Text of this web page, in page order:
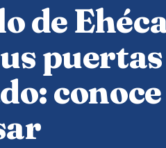
de